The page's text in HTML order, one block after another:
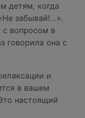
детям, когда
забывай!…».
с вопросом в
говорила она с
и
в вашем
настоящий